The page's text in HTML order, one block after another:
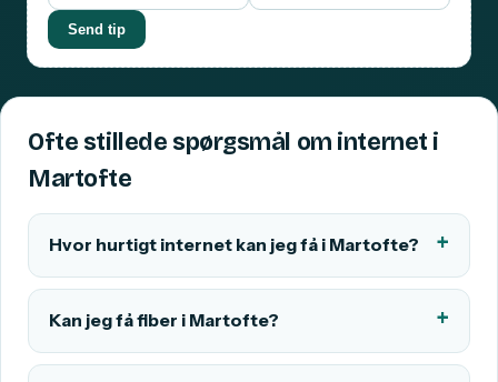
Send tip
Ofte stillede spørgsmål om internet i
Martofte
Hvor hurtigt internet kan jeg få i Martofte?
Kan jeg få fiber i Martofte?